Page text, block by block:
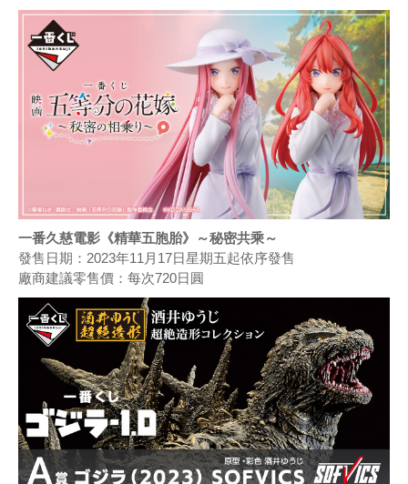
一番久慈電影《精華五胞胎》～秘密共乘～
發售日期：2023年11月17日星期五起依序發售
廠商建議零售價：每次720日圓